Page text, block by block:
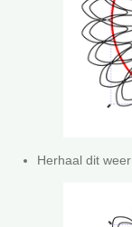
Herhaal dit